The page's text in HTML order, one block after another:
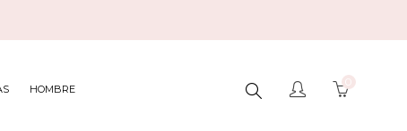
HOMBRE BUSCAR